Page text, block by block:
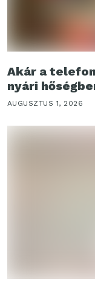
Akár a
nyári
AUGUSZTUS 1, 2026